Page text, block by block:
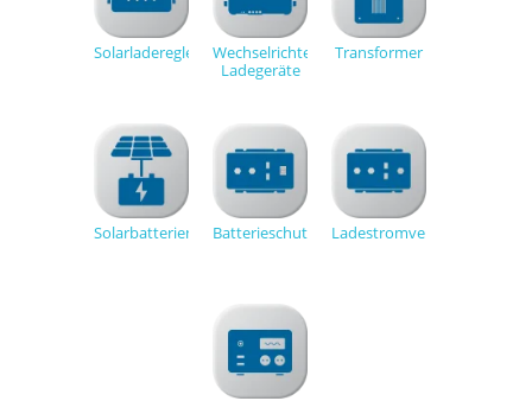
Solarladeregler
Wechselrichter-
Ladegeräte
Transformer
Solarbatterien Batterieschutz Ladestromverteiler